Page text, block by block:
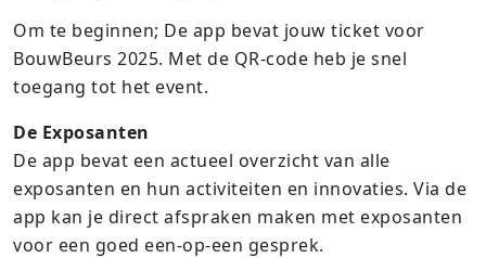
Om te beginnen; De app bevat jouw ticket voor
BouwBeurs 2025. Met de QR-code heb je snel
toegang tot het event.
De Exposanten
De app bevat een actueel overzicht van alle
exposanten en hun activiteiten en innovaties. Via de
app kan je direct afspraken maken met exposanten
voor een goed een-op-een gesprek.